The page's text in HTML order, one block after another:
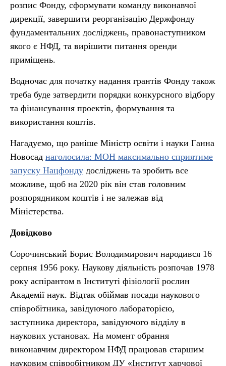
розпис Фонду, сформувати команду виконавчої
дирекції, завершити реорганізацію Держфонду
фундаментальних досліджень, правонаступником
якого є НФД, та вирішити питання оренди
приміщень.
Водночас для початку надання грантів Фонду також
треба буде затвердити порядки конкурсного відбору
та фінансування проектів, формування та
використання коштів.
Нагадуємо, що раніше Міністр освіти і науки Ганна
Новосад наголосила: МОН максимально сприятиме
запуску Нацфонду досліджень та зробить все
можливе, щоб на 2020 рік він став головним
розпорядником коштів і не залежав від
Міністерства.
Довідково
Сорочинський Борис Володимирович народився 16
серпня 1956 року. Наукову діяльність розпочав 1978
року аспірантом в Інституті фізіології рослин
Академії наук. Відтак обіймав посади наукового
співробітника, завідуючого лабораторією,
заступника директора, завідуючого відділу в
наукових установах. На момент обрання
виконавчим директором НФД працював старшим
науковим співробітником ДУ «Інститут харчової